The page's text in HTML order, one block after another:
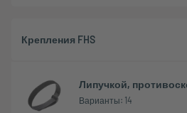
Крепления FHS
Липучкой,
Варианты: 14